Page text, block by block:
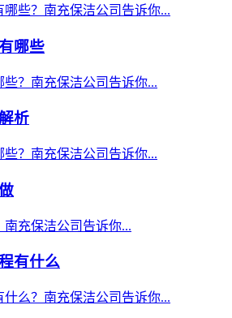
些？南充保洁公司告诉你...
哪些
？南充保洁公司告诉你...
析
？南充保洁公司告诉你...
充保洁公司告诉你...
有什么
么？南充保洁公司告诉你...